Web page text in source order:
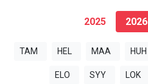
2025 2026
TAM HEL MAA HUH
ELO SYY LOK